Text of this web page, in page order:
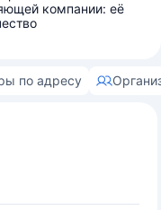
компании: её
по адресу